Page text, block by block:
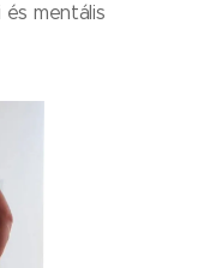
mentális